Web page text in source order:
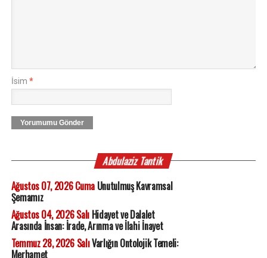
İsim *
Yorumumu Gönder
Abdulaziz Tantik
Ağustos 07, 2026 CumaUnutulmuş Kavramsal
Şemamız
Ağustos 04, 2026 SalıHidayet ve Dalalet
Arasında İnsan: İrade, Arınma ve İlahi İnayet
Temmuz 28, 2026 SalıVarlığın Ontolojik Temeli:
Merhamet